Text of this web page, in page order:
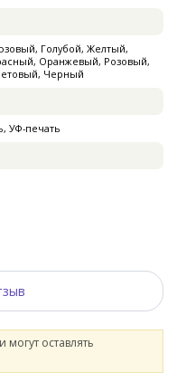
Голубой, Желтый,
Оранжевый, Розовый,
Черный
УФ-печать
оставлять